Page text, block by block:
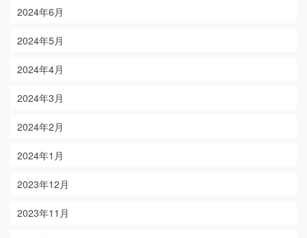
2024年6月
2024年5月
2024年4月
2024年3月
2024年2月
2024年1月
2023年12月
2023年11月